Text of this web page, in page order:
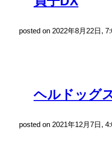
posted on 2022年8月22日,
ヘルドッグ
posted on 2021年12月7日,